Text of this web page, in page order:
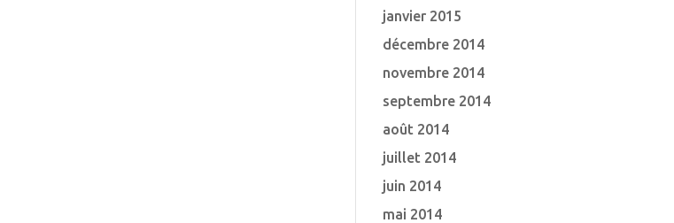
janvier 2015
décembre 2014
novembre 2014
septembre 2014
août 2014
juillet 2014
juin 2014
mai 2014